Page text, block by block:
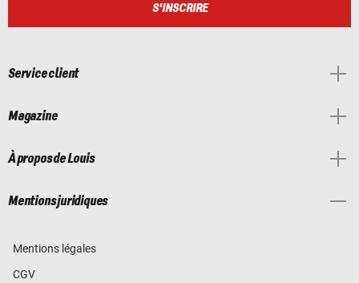
S'INSCRIRE
Service client
Magazine
À propos de Louis
Mentions juridiques
Mentions légales
CGV